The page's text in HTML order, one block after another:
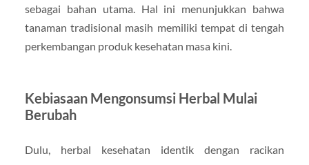
sebagai bahan utama. Hal ini menunjukkan bahwa
tanaman tradisional masih memiliki tempat di tengah
perkembangan produk kesehatan masa kini.
Kebiasaan Mengonsumsi Herbal Mulai
Berubah
Dulu, herbal kesehatan identik dengan racikan